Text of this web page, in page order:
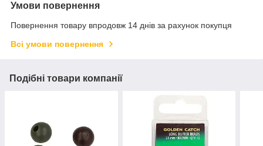
Умови повернення
Повернення товару впродовж 14 днів за рахунок покупця
Всі умови повернення
Подібні товари компанії